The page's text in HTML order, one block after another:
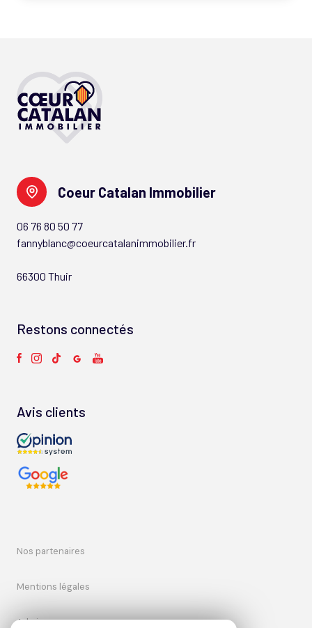
Coeur Catalan Immobilier
06 76 80 50 77
fannyblanc@coeurcatalanimmobilier.fr
66300 Thuir
Restons connectés
Avis clients
nos partenaires
mentions légales
admin